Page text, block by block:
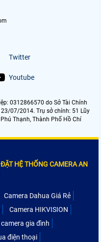
Twitter
Youtube
0312866570 do Sở Tài Chính
23/07/2014. Trụ sở chính: 51 Lũy
Thạnh, Thành Phố Hồ Chí
HỆ THỐNG CAMERA AN
Camera Dahua Giá Rẻ
Camera HIKVISION
gia đình
điện thoại